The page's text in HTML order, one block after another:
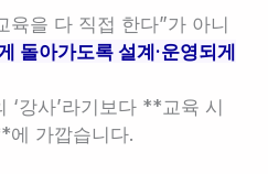
육을 다 직접 한다”가 아니
돌아가도록 설계·운영되게
‘강사’라기보다 **교육 시
에 가깝습니다.